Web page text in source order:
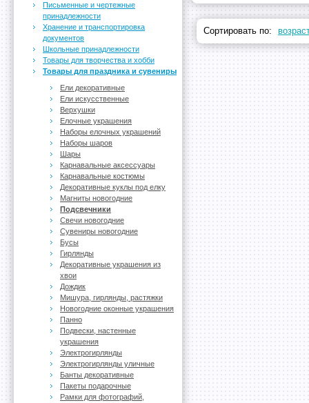
Сортировать по:
Письменные и чертежные
принадлежности
Хранение и транспортировка
документов
Школьные принадлежности
Товары для творчества и хобби
Товары для праздника и сувениры
Ели декоративные
Ели искусственные
Верхушки
Елочные украшения
Наборы елочных украшений
Наборы шаров
Шары
Карнавальные аксессуары
Карнавальные костюмы
Декоративные куклы под елку
Магниты новогодние
Подсвечники
Свечи новогодние
Сувениры новогодние
Бусы
Гирлянды
Декоративные украшения из
хвои
Дождик
Мишура, гирлянды, растяжки
Новогодние оконные украшения
Панно
Подвески, настенные
украшения
Электрогирлянды
Электрогирлянды уличные
Банты декоративные
Пакеты подарочные
Рамки для фотографий,